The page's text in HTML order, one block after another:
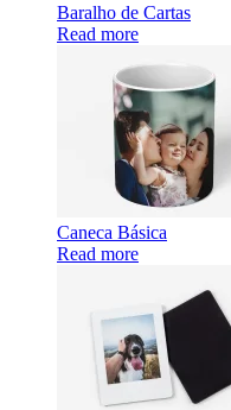
Baralho de Cartas
Read more
Caneca Básica
Read more